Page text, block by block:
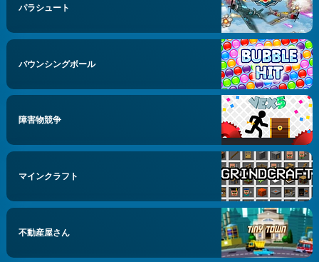
パラシュート
バウンシングボール
障害物競争
マインクラフト
不動産屋さん